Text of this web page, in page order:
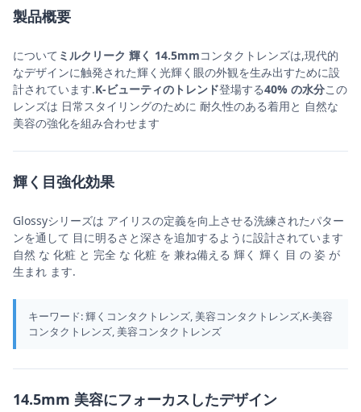
製品概要
について ミルクリーク 輝く 14.5mmコンタクトレンズは,現代的
なデザインに触発された輝く光輝く眼の外観を生み出すために設
計されています.K-ビューティのトレンド登場する40% の水分この
レンズは 日常スタイリングのために 耐久性のある着用と 自然な
美容の強化を組み合わせます
輝く目強化効果
Glossyシリーズは アイリスの定義を向上させる洗練されたパター
ンを通して 目に明るさと深さを追加するように設計されています
自然 な 化粧 と 完全 な 化粧 を 兼ね備える 輝く 輝く 目 の 姿 が
生まれ ます.
キーワード: 輝くコンタクトレンズ, 美容コンタクトレンズ,K-美容
コンタクトレンズ, 美容コンタクトレンズ
14.5mm 美容にフォーカスしたデザイン